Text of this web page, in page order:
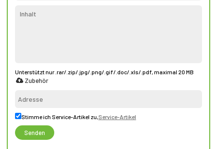
Unterstützt nur .rar/.zip/.jpg/.png/.gif/.doc/.xls/.pdf, maximal 20 MB
Zubehör
Stimme ich Service-Artikel zu,Service-Artikel
Senden